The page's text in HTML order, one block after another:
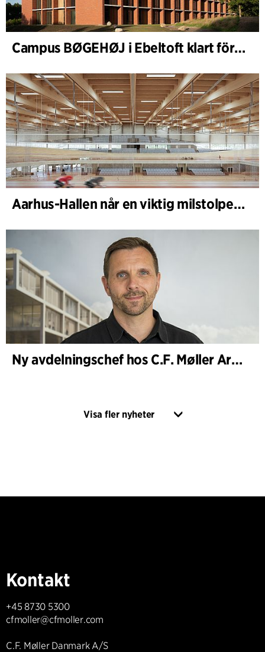
Campus BØGEHØJ i Ebeltoft klart för invigning: Unik träbyggnad färdigställd
Aarhus-Hallen når en viktig milstolpe i den pågående skissprocessen
Ny avdelningschef hos C.F. Møller Architects i Köpenhamn
Visa fler nyheter
Kontakt
+45 8730 5300
cfmoller@cfmoller.com
C.F. Møller Danmark A/S